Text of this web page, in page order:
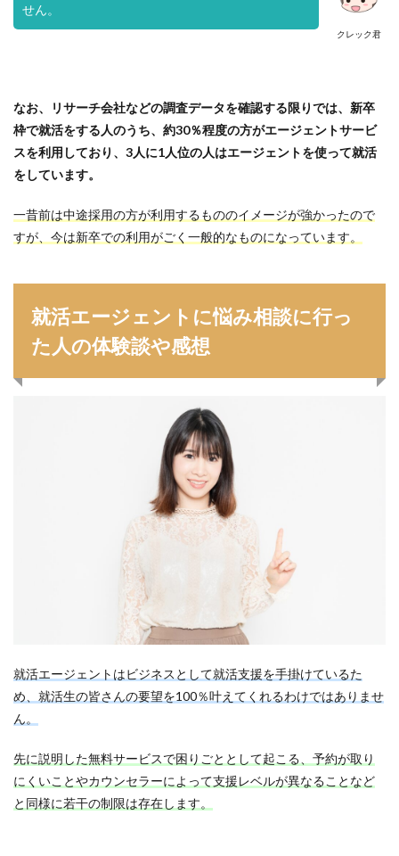
クレック君
せん。
なお、リサーチ会社などの調査データを確認する限りでは、新卒
枠で就活をする人のうち、約30％程度の方がエージェントサービ
スを利用しており、3人に1人位の人はエージェントを使って就活
をしています。
一昔前は中途採用の方が利用するもののイメージが強かったので
すが、今は新卒での利用がごく一般的なものになっています。
就活エージェントに悩み相談に行っ
た人の体験談や感想
就活エージェントはビジネスとして就活支援を手掛けているた
め、就活生の皆さんの要望を100％叶えてくれるわけではありませ
ん。
先に説明した無料サービスで困りごととして起こる、予約が取り
にくいことやカウンセラーによって支援レベルが異なることなど
と同様に若干の制限は存在します。